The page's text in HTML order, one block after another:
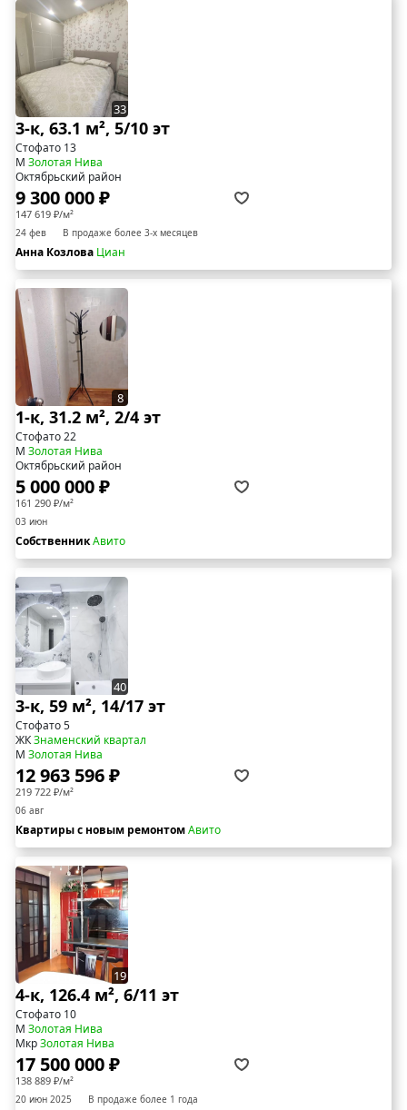
33
3-к, 63.1 м², 5/10 эт
Стофато 13
М Золотая Нива
Октябрьский район
9 300 000 ₽
147 619 ₽/м²
24 фев В продаже более 3-х месяцев
Анна Козлова Циан
8
1-к, 31.2 м², 2/4 эт
Стофато 22
М Золотая Нива
Октябрьский район
5 000 000 ₽
161 290 ₽/м²
03 июн
СобственникАвито
40
3-к, 59 м², 14/17 эт
Стофато 5
ЖКЗнаменский квартал
М Золотая Нива
12 963 596 ₽
219 722 ₽/м²
06 авг
Квартиры с новым ремонтомАвито
19
4-к, 126.4 м², 6/11 эт
Стофато 10
М Золотая Нива
МкрЗолотая Нива
17 500 000 ₽
138 889 ₽/м²
20 июн 2025 В продаже более 1 года